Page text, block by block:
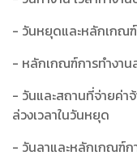
- วันหยุดและหลักเกณ
- หลักเกณฑ์การทำงาน
- วันและสถานที่จ่ายค่า
ล่วงเวลาในวันหยุด
- วันลาและหลักเกณฑ์ก